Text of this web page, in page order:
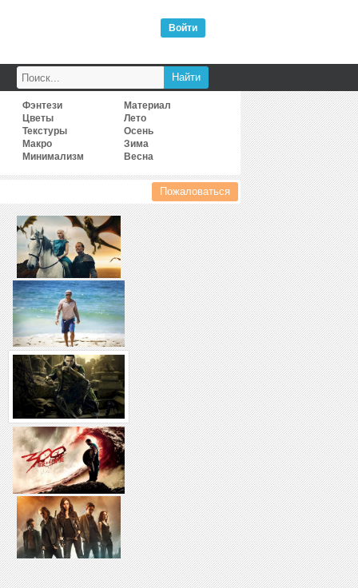
Войти
Фэнтези
Цветы
Текстуры
Макро
Минимализм
Материал
Лето
Осень
Зима
Весна
Пожаловаться